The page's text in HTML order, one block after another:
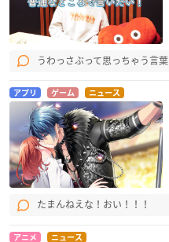
うわっさぶって思っちゃう言
アプリ ゲーム ニュース
たまんねえな！おい！！！
アニメ ニュース